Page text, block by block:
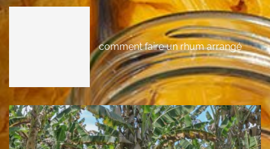
comment faire un rhum arrangé